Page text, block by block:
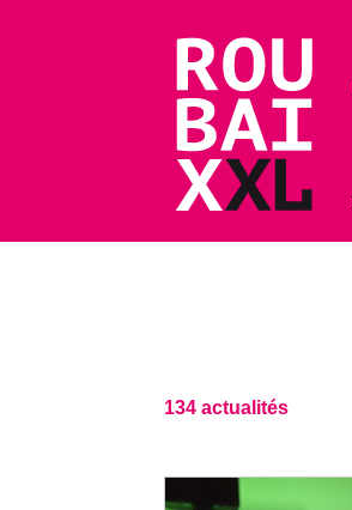
134 actualités